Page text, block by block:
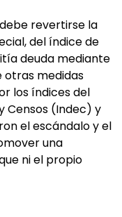
revertirse la
del índice de
deuda mediante
otras medidas
los índices del
Censos (Indec) y
el escándalo y el
una
ni el propio